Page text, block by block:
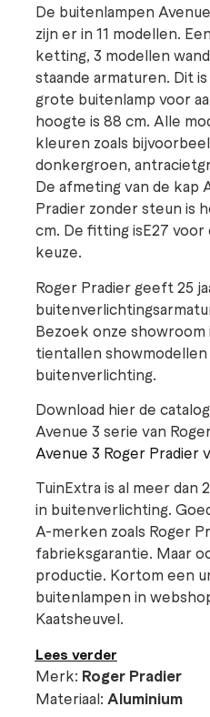
De buitenlampen
zijn er in 11 modellen.
ketting, 3 modellen
staande armaturen. Dit
grote buitenlamp voor
hoogte is 88 cm. Alle
kleuren zoals
donkergroen,
De afmeting van de kap
Pradier zonder steun is
cm. De fitting isE27 voor
keuze.
Roger Pradier geeft 25
Bezoek onze showroom
tientallen showmodellen
buitenverlichting.
Download hier de
Avenue 3 serie van
Avenue 3 Roger Pradier
TuinExtra is al meer dan
in buitenverlichting.
A-merken zoals Roger
fabrieksgarantie. Maar
productie. Kortom een
buitenlampen in
Kaatsheuvel.
Lees verder
Merk: Roger Pradier
Materiaal: Aluminium